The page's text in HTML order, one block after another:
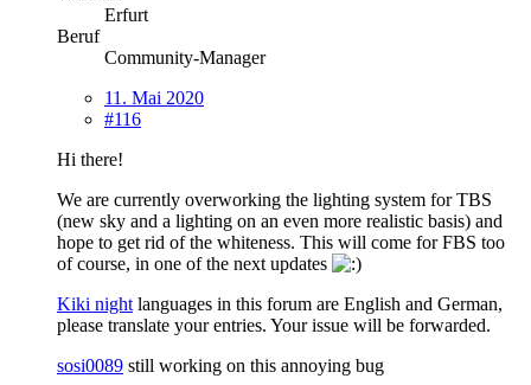
Erfurt
Beruf
Community-Manager
11. Mai 2020
#116
Hi there!
We are currently overworking the lighting system for TBS
(new sky and a lighting on an even more realistic basis) and
hope to get rid of the whiteness. This will come for FBS too
of course, in one of the next updates
Kiki night languages in this forum are English and German,
please translate your entries. Your issue will be forwarded.
sosi0089 still working on this annoying bug